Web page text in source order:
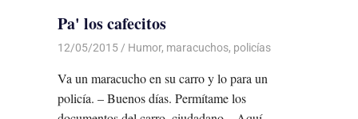
Pa' los cafecitos
12/05/2015 De todo un Poco
Humor, maracuchos, policías
Va un maracucho en su carro y lo para un
policía. – Buenos días. Permítame los